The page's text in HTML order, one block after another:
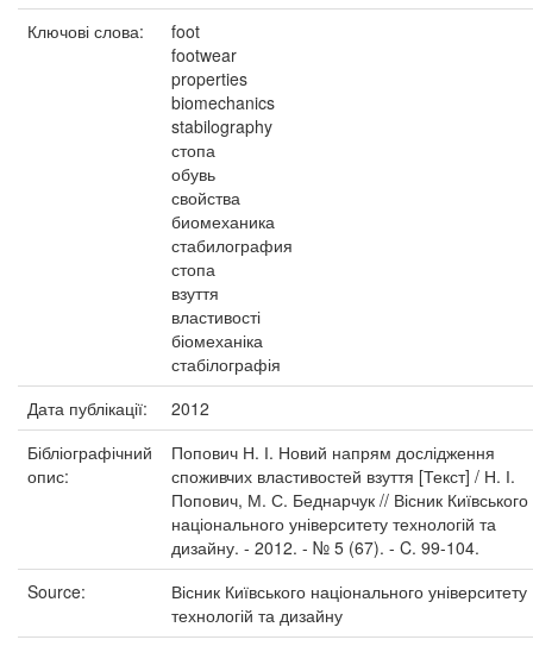
Ключові слова:
foot
footwear
properties
biomechanics
stabilography
стопа
обувь
свойства
биомеханика
стабилография
стопа
взуття
властивості
біомеханіка
стабілографія
Дата публікації:
2012
Бібліографічний
опис:
Попович Н. І. Новий напрям дослідження
споживчих властивостей взуття [Текст] / Н. І.
Попович, М. С. Беднарчук // Вісник Київського
національного університету технологій та
дизайну. - 2012. - № 5 (67). - C. 99-104.
Source:
Вісник Київського національного університету
технологій та дизайну